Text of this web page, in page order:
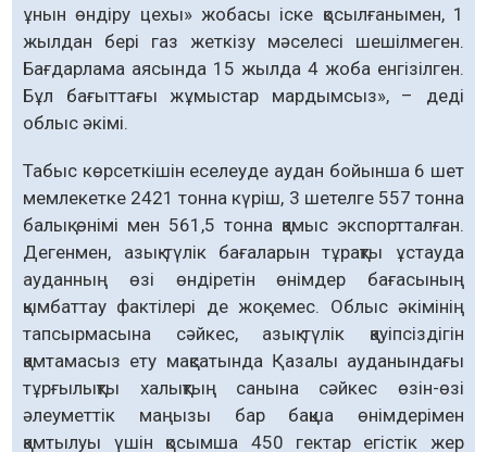
ұнын өндіру цехы» жобасы іске қосылғанымен, 1
жылдан бері газ жеткізу мәселесі шешілмеген.
Бағдарлама аясында 15 жылда 4 жоба енгізілген.
Бұл бағыттағы жұмыстар мардымсыз», – деді
облыс әкімі.
Табыс көрсеткішін еселеуде аудан бойынша 6 шет
мемлекетке 2421 тонна күріш, 3 шетелге 557 тонна
балық өнімі мен 561,5 тонна қамыс экспортталған.
Дегенмен, азық-түлік бағаларын тұрақты ұстауда
ауданның өзі өндіретін өнімдер бағасының
қымбаттау фактілері де жоқ емес. Облыс әкімінің
тапсырмасына сәйкес, азық-түлік қауіпсіздігін
қамтамасыз ету мақсатында Қазалы ауданындағы
тұрғылықты халықтың санына сәйкес өзін-өзі
әлеуметтік маңызы бар бақша өнімдерімен
қамтылуы үшін қосымша 450 гектар егістік жер